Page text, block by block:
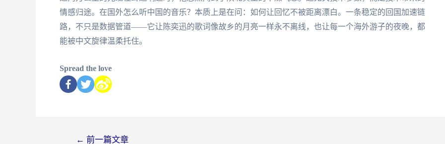
情感归途。在国外怎么听中国的音乐？本质上是在问：如何让回忆不被距离漂白。一条稳定的回国加速链
路，不只是数据管道——它让陈奕迅的歌词像故乡的月亮一样永不离线，也让每一个海外游子的夜晚，都
能被中文旋律温柔托住。
Spread the love
← 前一篇文章